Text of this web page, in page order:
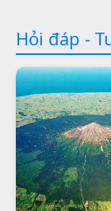
Hỏi đáp -